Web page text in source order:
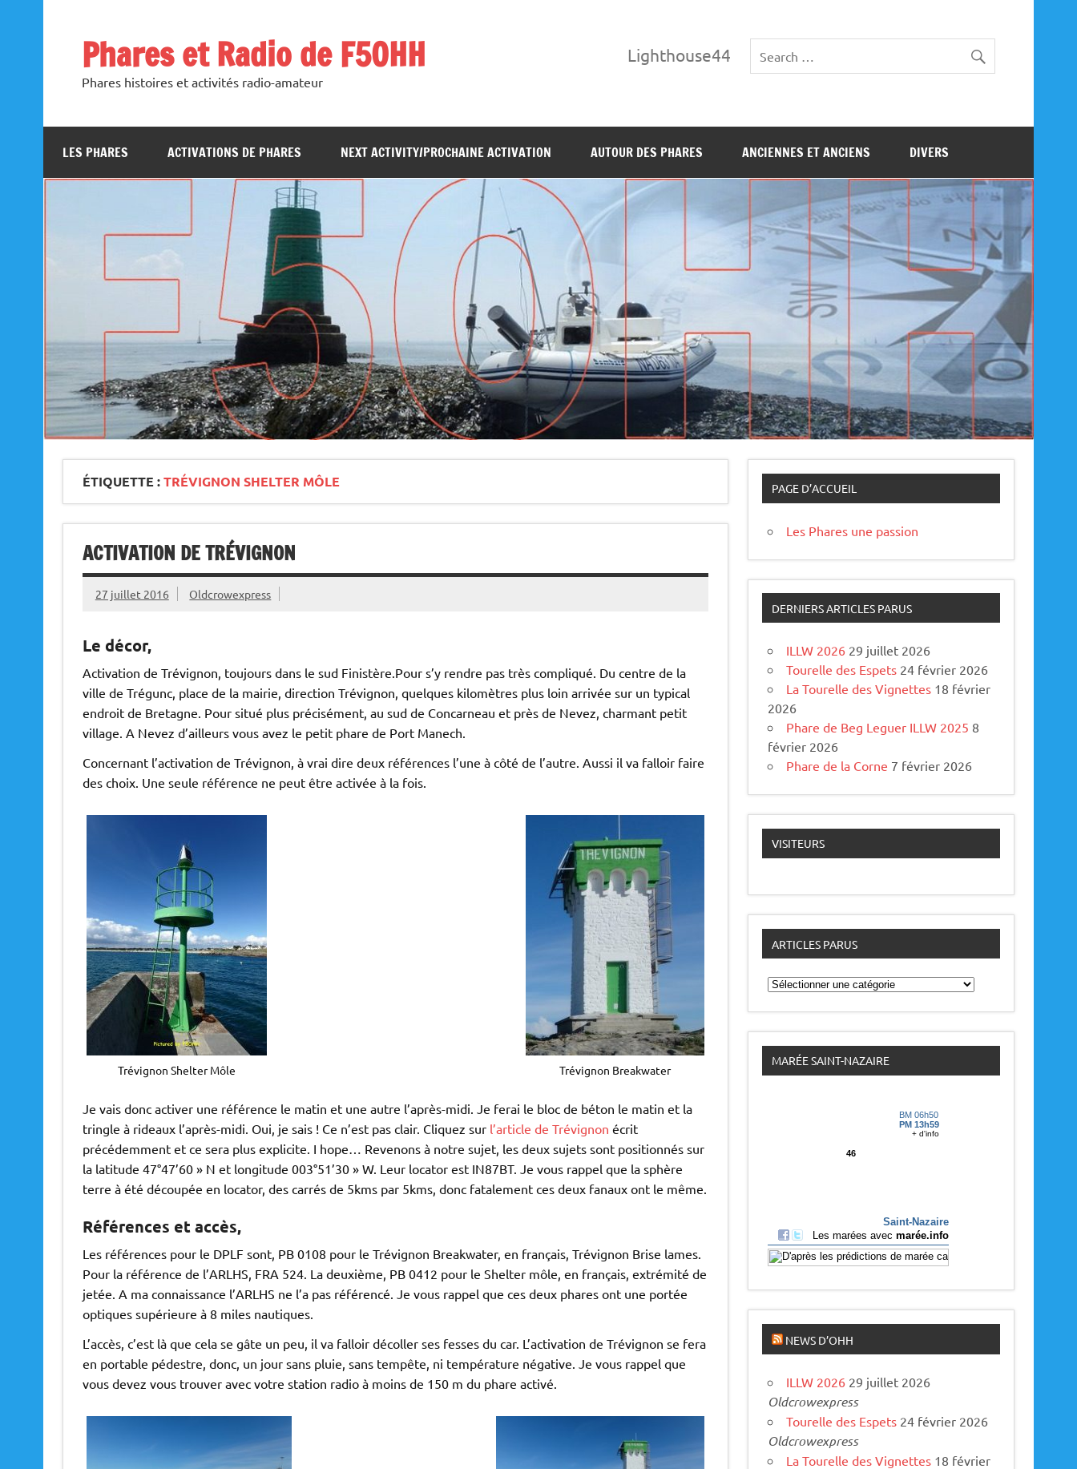
Phares et Radio de F5OHH
Phares histoires et activités radio-amateur
Lighthouse44
LES PHARES ACTIVATIONS DE PHARES NEXT ACTIVITY/PROCHAINE ACTIVATION AUTOUR DES PHARES ANCIENNES ET ANCIENS DIVERS
ÉTIQUETTE :TRÉVIGNON SHELTER MÔLE
ACTIVATION DE TRÉVIGNON
27 juillet 2016 Oldcrowexpress
Le décor,
Activation de Trévignon, toujours dans le sud Finistère.Pour s’y rendre pas très compliqué. Du centre de la
ville de Trégunc, place de la mairie, direction Trévignon, quelques kilomètres plus loin arrivée sur un typical
endroit de Bretagne. Pour situé plus précisément, au sud de Concarneau et près de Nevez, charmant petit
village. A Nevez d’ailleurs vous avez le petit phare de Port Manech.
Concernant l’activation de Trévignon, à vrai dire deux références l’une à côté de l’autre. Aussi il va falloir faire
des choix. Une seule référence ne peut être activée à la fois.
Trévignon Shelter Môle Trévignon Breakwater
Je vais donc activer une référence le matin et une autre l’après-midi. Je ferai le bloc de béton le matin et la
tringle à rideaux l’après-midi. Oui, je sais ! Ce n’est pas clair. Cliquez sur l’article de Trévignon écrit
précédemment et ce sera plus explicite. I hope… Revenons à notre sujet, les deux sujets sont positionnés sur
la latitude 47°47’60 » N et longitude 003°51’30 » W. Leur locator est IN87BT. Je vous rappel que la sphère
terre à été découpée en locator, des carrés de 5kms par 5kms, donc fatalement ces deux fanaux ont le même.
Références et accès,
Les références pour le DPLF sont, PB 0108 pour le Trévignon Breakwater, en français, Trévignon Brise lames.
Pour la référence de l’ARLHS, FRA 524. La deuxième, PB 0412 pour le Shelter môle, en français, extrémité de
jetée. A ma connaissance l’ARLHS ne l’a pas référencé. Je vous rappel que ces deux phares ont une portée
optiques supérieure à 8 miles nautiques.
L’accès, c’est là que cela se gâte un peu, il va falloir décoller ses fesses du car. L’activation de Trévignon se fera
en portable pédestre, donc, un jour sans pluie, sans tempête, ni température négative. Je vous rappel que
vous devez vous trouver avec votre station radio à moins de 150 m du phare activé.
PAGE D’ACCUEIL
Les Phares une passion
DERNIERS ARTICLES PARUS
ILLW 2026 29 juillet 2026
Tourelle des Espets 24 février 2026
La Tourelle des Vignettes 18 février
2026
Phare de Beg Leguer ILLW 2025 8
février 2026
Phare de la Corne 7 février 2026
VISITEURS
ARTICLES PARUS
A
r
t
c
l
e
s
MARÉE SAINT-NAZAIRE
NEWS D’OHH
ILLW 2026 29 juillet 2026
Oldcrowexpress
Tourelle des Espets 24 février 2026
Oldcrowexpress
La Tourelle des Vignettes 18 février